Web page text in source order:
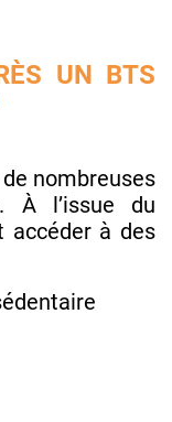
UN BTS
nombreuses
À l’issue du
accéder à des